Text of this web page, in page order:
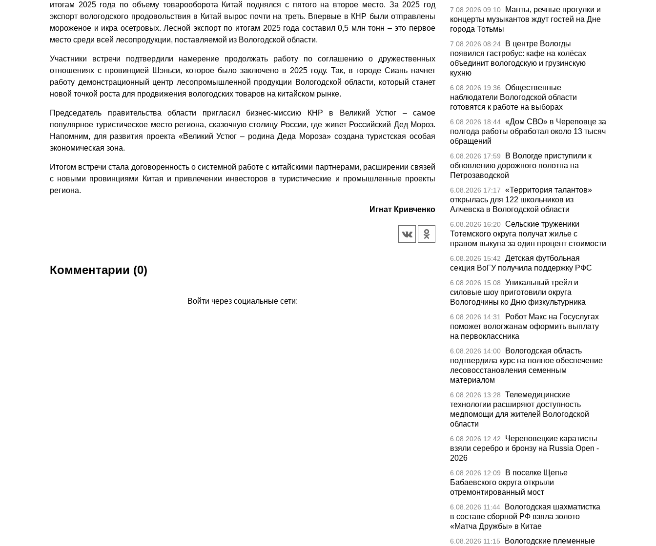
итогам 2025 года по объему товарооборота Китай поднялся с пятого на второе место. За 2025 год
экспорт вологодского продовольствия в Китай вырос почти на треть. Впервые в КНР были отправлены
мороженое и икра осетровых. Лесной экспорт по итогам 2025 года составил 0,5 млн тонн – это первое
место среди всей лесопродукции, поставляемой из Вологодской области.
Участники встречи подтвердили намерение продолжать работу по соглашению о дружественных
отношениях с провинцией Шэньси, которое было заключено в 2025 году. Так, в городе Сиань начнет
работу демонстрационный центр лесопромышленной продукции Вологодской области, который станет
новой точкой роста для продвижения вологодских товаров на китайском рынке.
Председатель правительства области пригласил бизнес-миссию КНР в Великий Устюг – самое
популярное туристическое место региона, сказочную столицу России, где живет Российский Дед Мороз.
Напомним, для развития проекта «Великий Устюг – родина Деда Мороза» создана туристская особая
экономическая зона.
Итогом встречи стала договоренность о системной работе с китайскими партнерами, расширении связей
с новыми провинциями Китая и привлечении инвесторов в туристические и промышленные проекты
региона.
Игнат Кривченко
Комментарии (0)
Войти через социальные сети:
7.08.2026 09:10
Манты, речные прогулки и
концерты музыкантов ждут гостей на Дне
города Тотьмы
7.08.2026 08:24
В центре Вологды
появился гастробус: кафе на колёсах
объединит вологодскую и грузинскую
кухню
6.08.2026 19:36
Общественные
наблюдатели Вологодской области
готовятся к работе на выборах
6.08.2026 18:44 «Дом СВО» в Череповце за
полгода работы обработал около 13 тысяч
обращений
6.08.2026 17:59
В Вологде приступили к
обновлению дорожного полотна на
Петрозаводской
6.08.2026 17:17
«Территория талантов»
открылась для 122 школьников из
Алчевска в Вологодской области
6.08.2026 16:20 Сельские труженики
Тотемского округа получат жилье с
правом выкупа за один процент стоимости
6.08.2026 15:42
Детская футбольная
секция ВоГУ получила поддержку РФС
6.08.2026 15:08
Уникальный трейл и
силовые шоу приготовили округа
Вологодчины ко Дню физкультурника
6.08.2026 14:31
Робот Макс на Госуслугах
поможет вологжанам оформить выплату
на первоклассника
6.08.2026 14:00
Вологодская область
подтвердила курс на полное обеспечение
лесовосстановления семенным
материалом
6.08.2026 13:28
Телемедицинские
технологии расширяют доступность
медпомощи для жителей Вологодской
области
6.08.2026 12:42
Череповецкие каратисты
взяли серебро и бронзу на Russia Open -
2026
6.08.2026 12:09
В поселке Щепье
Бабаевского округа открыли
отремонтированный мост
6.08.2026 11:44
Вологодская шахматистка
в составе сборной РФ взяла золото
«Матча Дружбы» в Китае
6.08.2026 11:15
Вологодские племенные